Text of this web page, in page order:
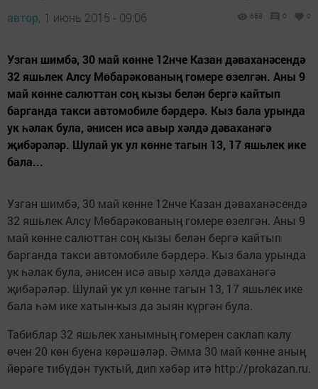
автор, 1 июнь 2015 - 09:06 668 0 0
Узган шимбә, 30 май көнне 12нче Казан дәваханәсендә
32 яшьлек Алсу Мөбарәкованың гомере өзелгән. Аны 9
май көнне салюттан соң кызы белән бергә кайтып
барганда такси автомобиле бәрдерә. Кыз бала урында
ук һәлак була, әнисен исә авыр хәлдә дәваханәгә
җибәрәләр. Шулай ук ул көнне тагын 13, 17 яшьлек ике
бала...
Узган шимбә, 30 май көнне 12нче Казан дәваханәсендә
32 яшьлек Алсу Мөбарәкованың гомере өзелгән. Аны 9
май көнне салюттан соң кызы белән бергә кайтып
барганда такси автомобиле бәрдерә. Кыз бала урында
ук һәлак була, әнисен исә авыр хәлдә дәваханәгә
җибәрәләр. Шулай ук ул көнне тагын 13, 17 яшьлек ике
бала һәм ике хатын-кыз да зыян күргән була.
Табиблар 32 яшьлек ханымның гомерен саклап калу
өчен 20 көн буена көрәшәләр. Әмма 30 май көнне аның
йөрәге тибүдән туктый, дип хәбәр итә http://prokazan.ru.